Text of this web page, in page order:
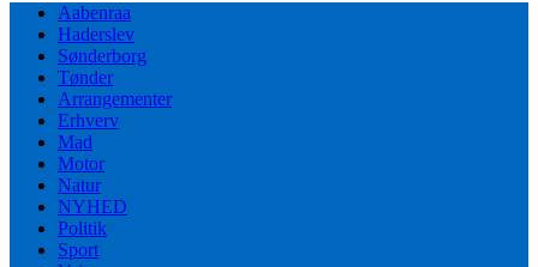
Aabenraa
Haderslev
Sønderborg
Tønder
Arrangementer
Erhverv
Mad
Motor
Natur
NYHED
Politik
Sport